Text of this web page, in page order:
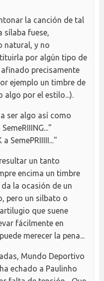
la canción de tal
sílaba fuese,
natural, y no
por algún tipo de
precisamente
ejemplo un timbre de
algo por el estilo...).
ser algo así como
SemePRIIIII..."
un tanto
encima un timbre
la ocasión de un
pero un silbato o
que suene
fácilmente en
merecer la pena...
Mundo Deportivo
echado a Paulinho